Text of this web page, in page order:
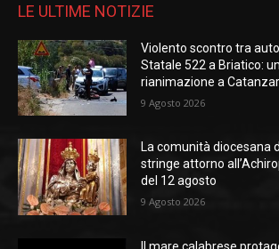
LE ULTIME NOTIZIE
Violento scontro tra
Statale 522 a Briatico:
rianimazione a
9 Agosto 2026
La comunità diocesana
stringe attorno
del 12 agosto
9 Agosto 2026